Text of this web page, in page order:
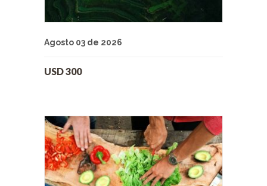
Agosto 03 de 2026
USD300